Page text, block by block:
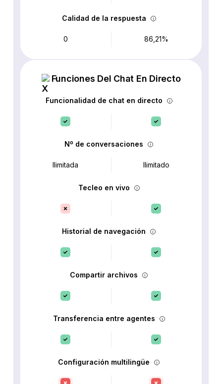
Calidad de la respuesta
0 86,21%
Funciones Del Chat En Directo
Funcionalidad de chat en directo
Nº de conversaciones
Ilimitada Ilimitado
Tecleo en vivo
Historial de navegación
Compartir archivos
Transferencia entre agentes
Configuración multilingüe